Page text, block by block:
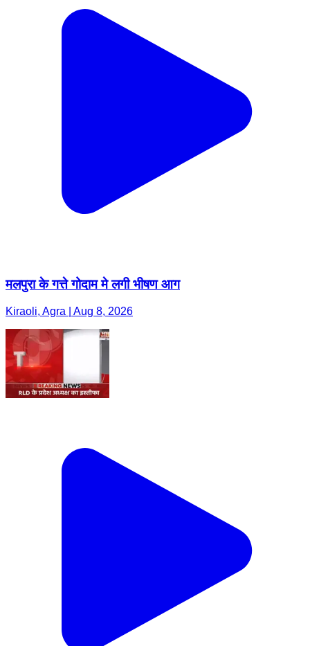
मलपुरा के गत्ते गोदाम मे लगी भीषण आग
Kiraoli, Agra | Aug 8, 2026